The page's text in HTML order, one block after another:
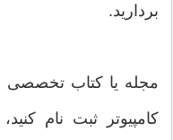
بردارید.
مجله یا کتاب تخصصی
کامپیوتر ثبت نام